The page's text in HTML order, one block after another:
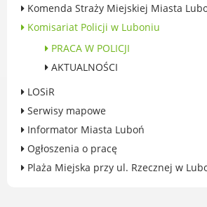
Centrum Organizacji
Karty honorowane w Luboniu
Duża Rodzina
Konsultacje społeczne i
Fundusze UE i krajowe
GKRPA/Centrum Wsparcia i
Rodzinie
BEZPIECZEŃSTWO
Komenda Straży Miejskiej Miasta
Komisariat Policji w Luboniu
PRACA W POLICJI
AKTUALNOŚCI
LOSiR
Serwisy mapowe
Informator Miasta Luboń
Ogłoszenia o pracę
Plaża Miejska przy ul. Rzecznej w